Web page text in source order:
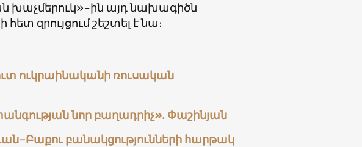
ին այդ նախագիծն
զրույցում շեշտել է նա։
ուկրաինականի ռուսական
նոր բաղադրիչ». Փաշինյան
Բաքու բանակցությունների հարթակ